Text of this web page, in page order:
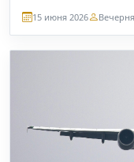
15 июня 2026